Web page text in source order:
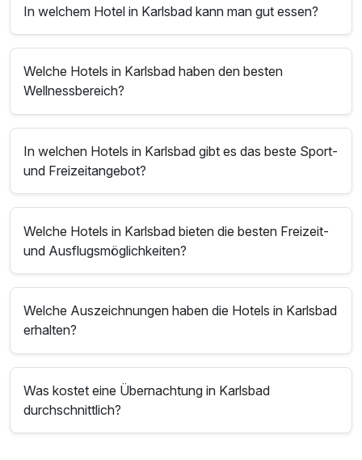
In welchem Hotel in Karlsbad kann man gut essen?
Welche Hotels in Karlsbad haben den besten
Wellnessbereich?
In welchen Hotels in Karlsbad gibt es das beste Sport-
und Freizeitangebot?
Welche Hotels in Karlsbad bieten die besten Freizeit-
und Ausflugsmöglichkeiten?
Welche Auszeichnungen haben die Hotels in Karlsbad
erhalten?
Was kostet eine Übernachtung in Karlsbad
durchschnittlich?